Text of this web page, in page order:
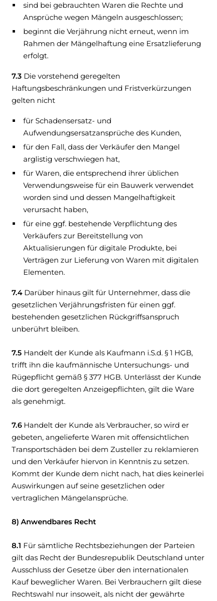
sind bei gebrauchten Waren die Rechte und
Ansprüche wegen Mängeln ausgeschlossen;
beginnt die Verjährung nicht erneut, wenn im
Rahmen der Mängelhaftung eine Ersatzlieferung
erfolgt.
7.3 Die vorstehend geregelten
Haftungsbeschränkungen und Fristverkürzungen
gelten nicht
für Schadensersatz- und
Aufwendungsersatzansprüche des Kunden,
für den Fall, dass der Verkäufer den Mangel
arglistig verschwiegen hat,
für Waren, die entsprechend ihrer üblichen
Verwendungsweise für ein Bauwerk verwendet
worden sind und dessen Mangelhaftigkeit
verursacht haben,
für eine ggf. bestehende Verpflichtung des
Verkäufers zur Bereitstellung von
Aktualisierungen für digitale Produkte, bei
Verträgen zur Lieferung von Waren mit digitalen
Elementen.
7.4 Darüber hinaus gilt für Unternehmer, dass die
gesetzlichen Verjährungsfristen für einen ggf.
bestehenden gesetzlichen Rückgriffsanspruch
unberührt bleiben.
7.5 Handelt der Kunde als Kaufmann i.S.d. § 1 HGB,
trifft ihn die kaufmännische Untersuchungs- und
Rügepflicht gemäß § 377 HGB. Unterlässt der Kunde
die dort geregelten Anzeigepflichten, gilt die Ware
als genehmigt.
7.6 Handelt der Kunde als Verbraucher, so wird er
gebeten, angelieferte Waren mit offensichtlichen
Transportschäden bei dem Zusteller zu reklamieren
und den Verkäufer hiervon in Kenntnis zu setzen.
Kommt der Kunde dem nicht nach, hat dies keinerlei
Auswirkungen auf seine gesetzlichen oder
vertraglichen Mängelansprüche.
8) Anwendbares Recht
8.1 Für sämtliche Rechtsbeziehungen der Parteien
gilt das Recht der Bundesrepublik Deutschland unter
Ausschluss der Gesetze über den internationalen
Kauf beweglicher Waren. Bei Verbrauchern gilt diese
Rechtswahl nur insoweit, als nicht der gewährte